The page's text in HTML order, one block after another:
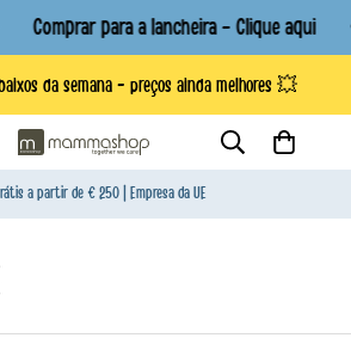
Comprar para a lancheira - Clique aqui
da semana - preços ainda melhores 💥
a partir de € 250 | Empresa da UE